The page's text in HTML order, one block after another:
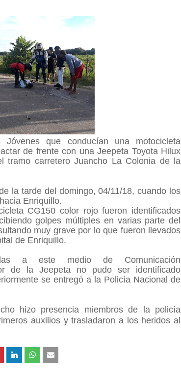
que conducían una motocicleta
de frente con una Jeepeta Toyota Hilux
tramo carretero Juancho La Colonia de la
la tarde del domingo, 04/11/18, cuando los
Enriquillo.
CG150 color rojo fueron identificados
golpes múltiples en varias parte del
muy grave por lo que fueron llevados
de Enriquillo.
a este medio de Comunicación
de la Jeepeta no pudo ser identificado
se entregó a la Policía Nacional de
hizo presencia miembros de la policía
auxilios y trasladaron a los heridos al